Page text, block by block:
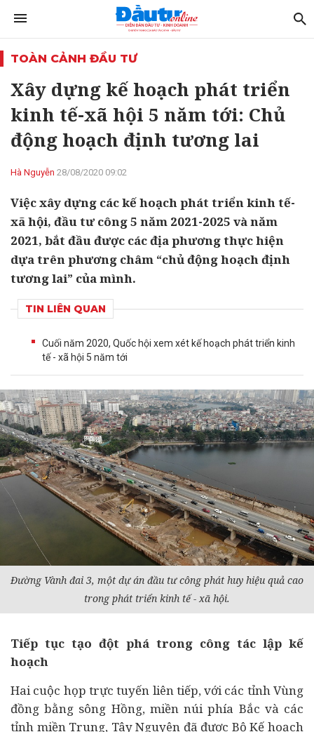
TOÀN CẢNH ĐẦU TƯ
Xây dựng kế hoạch phát triển
kinh tế-xã hội 5 năm tới: Chủ
động hoạch định tương lai
Hà Nguyễn 28/08/2020 09:02
Việc xây dựng các kế hoạch phát triển kinh tế-
xã hội, đầu tư công 5 năm 2021-2025 và năm
2021, bắt đầu được các địa phương thực hiện
dựa trên phương châm “chủ động hoạch định
tương lai” của mình.
TIN LIÊN QUAN
Cuối năm 2020, Quốc hội xem xét kế hoạch phát triển kinh
tế - xã hội 5 năm tới
Đường Vành đai 3, một dự án đầu tưcông phát huy hiệu quả cao
trong phát triển kinh tế- xã hội.
Tiếp tục tạo đột phá trong công tác lập kế
hoạch
Hai cuộc họp trực tuyến liên tiếp, với các tỉnh Vùng
đồng bằng sông Hồng, miền núi phía Bắc và các
tỉnh miền Trung, Tây Nguyên đã được Bộ Kế hoạch